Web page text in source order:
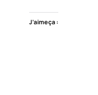
J’aime ça :